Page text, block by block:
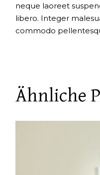
neque laoreet
libero. Integer
commodo
Ähnliche